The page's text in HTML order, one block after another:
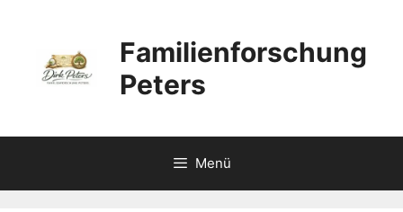
springen
Familienforschung
Peters
Menü